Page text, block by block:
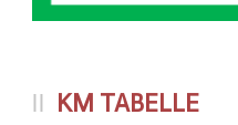
KM TABELLE